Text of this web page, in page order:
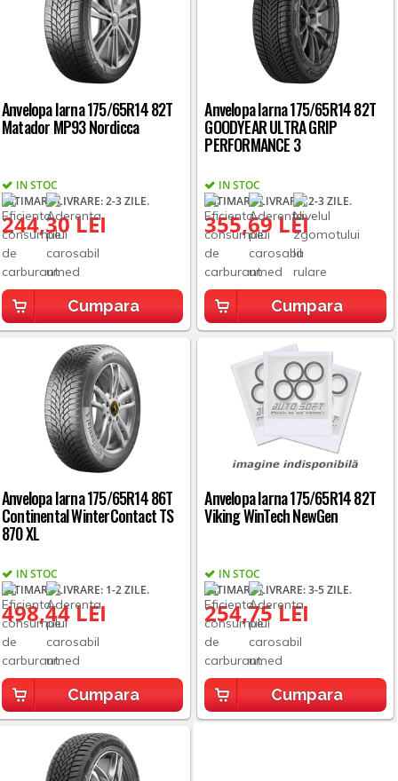
Anvelopa Iarna 175/65R14 82T
Matador MP93 Nordicca
IN STOC
ESTIMARE LIVRARE: 2-3 ZILE.
244,30 LEI
Cumpara
Anvelopa Iarna 175/65R14 82T
GOODYEAR ULTRA GRIP
PERFORMANCE 3
IN STOC
ESTIMARE LIVRARE: 2-3 ZILE.
355,69 LEI
Cumpara
Anvelopa Iarna 175/65R14 86T
Continental WinterContact TS
870 XL
IN STOC
ESTIMARE LIVRARE: 1-2 ZILE.
498,44 LEI
Cumpara
Anvelopa Iarna 175/65R14 82T
Viking WinTech NewGen
IN STOC
ESTIMARE LIVRARE: 3-5 ZILE.
254,75 LEI
Cumpara